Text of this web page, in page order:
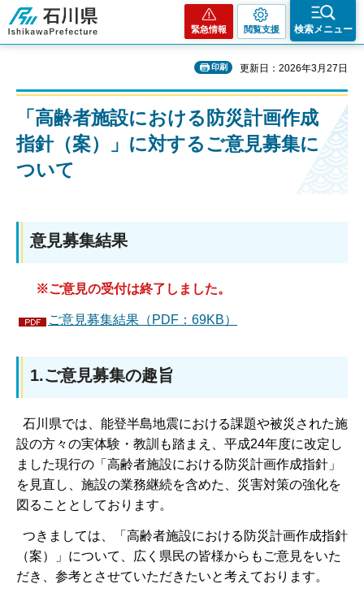
石川県
緊急情報 閲覧支援 検索メニュー
印刷 更新日：2026年3月27日
「高齢者施設における防災計画作成
指針（案）」に対するご意見募集に
ついて
意見募集結果
※ご意見の受付は終了しました。
ご意見募集結果（PDF：69KB）
1.ご意見募集の趣旨
石川県では、能登半島地震における課題や被災された施
設の方々の実体験・教訓も踏まえ、平成24年度に改定し
ました現行の「高齢者施設における防災計画作成指針」
を見直し、施設の業務継続を含めた、災害対策の強化を
図ることとしております。
つきましては、「高齢者施設における防災計画作成指針
（案）」について、広く県民の皆様からもご意見をいた
だき、参考とさせていただきたいと考えております。